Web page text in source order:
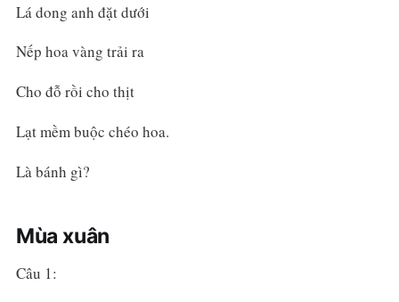
Lá dong anh đặt dưới
Nếp hoa vàng trải ra
Cho đỗ rồi cho thịt
Lạt mềm buộc chéo hoa.
Là bánh gì?
Mùa xuân
Câu 1: